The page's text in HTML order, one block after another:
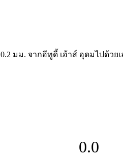
มม. จากอีทูดี้ เฮ้าส์ อุดมไปด้ว
0.0